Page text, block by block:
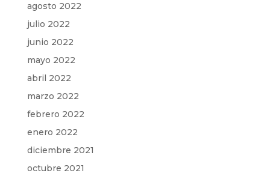
agosto 2022
julio 2022
junio 2022
mayo 2022
abril 2022
marzo 2022
febrero 2022
enero 2022
diciembre 2021
octubre 2021